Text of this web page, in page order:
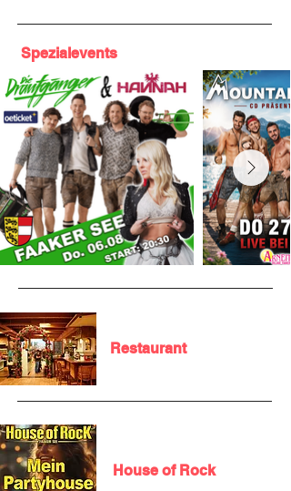
Spezialevents
Restaurant
House of Rock